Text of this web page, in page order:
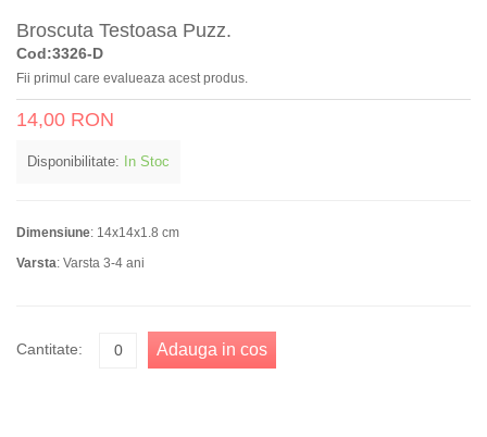
Broscuta Testoasa Puzz.
Cod:3326-D
Fii primul care evalueaza acest produs.
14,00 RON
Disponibilitate: In Stoc
Dimensiune: 14x14x1.8 cm
Varsta: Varsta 3-4 ani
Cantitate: Adauga in cos